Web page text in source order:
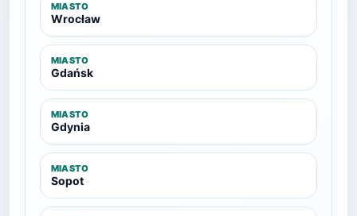
MIASTO
Wrocław
MIASTO
Gdańsk
MIASTO
Gdynia
MIASTO
Sopot